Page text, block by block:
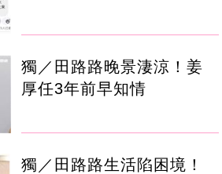
獨／田路路晚景淒涼！姜
厚任3年前早知情
獨／田路路生活陷困境！